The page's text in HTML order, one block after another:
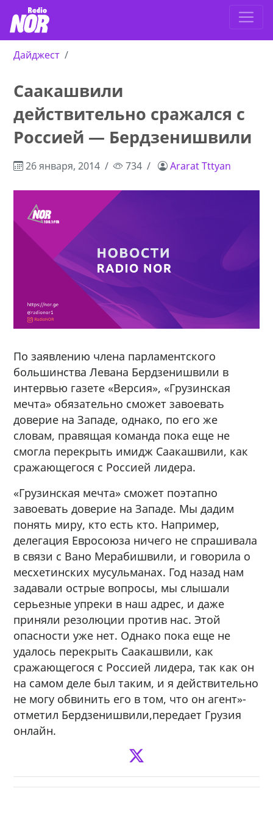
Дайджест
Саакашвили
действительно сражался с
Россией — Бердзенишвили
26 января, 2014 734 Ararat Tttyan
По заявлению члена парламентского
большинства Левана Бердзенишвили в
интервью газете «Версия», «Грузинская
мечта» обязательно сможет завоевать
доверие на Западе, однако, по его же
словам, правящая команда пока еще не
смогла перекрыть имидж Саакашвили, как
сражающегося с Россией лидера.
«Грузинская мечта» сможет поэтапно
завоевать доверие на Западе. Мы дадим
понять миру, кто есть кто. Например,
делегация Евросоюза ничего не спрашивала
в связи с Вано Мерабишвили, и говорила о
месхетинских мусульманах. Год назад нам
задавали острые вопросы, мы слышали
серьезные упреки в наш адрес, и даже
приняли резолюции против нас. Этой
опасности уже нет. Однако пока еще не
удалось перекрыть Саакашвили, как
сражающегося с Россией лидера, так как он
на самом деле был таким, и я действительно
не могу обвинить его в том, что он агент»-
отметил Бердзенишвили,передает Грузия
онлайн.